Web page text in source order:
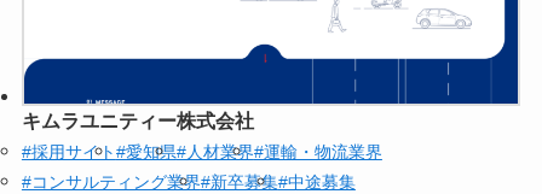
キムラユニティー株式会社
#採用サイト#愛知県#人材業界#運輸・物流業界
#コンサルティング業界#新卒募集#中途募集